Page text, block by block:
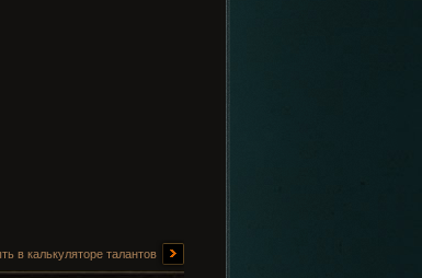
в калькуляторе талантов